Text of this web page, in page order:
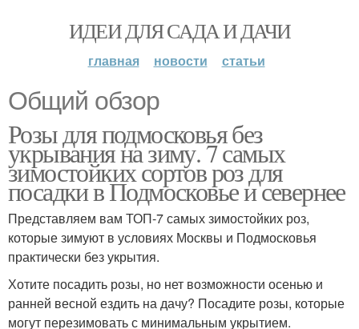
ИДЕИ ДЛЯ САДА И ДАЧИ
главная новости статьи
Общий обзор
Розы для подмосковья без
укрывания на зиму. 7 самых
зимостойких сортов роз для
посадки в Подмосковье и севернее
Представляем вам ТОП-7 самых зимостойких роз,
которые зимуют в условиях Москвы и Подмосковья
практически без укрытия.
Хотите посадить розы, но нет возможности осенью и
ранней весной ездить на дачу? Посадите розы, которые
могут перезимовать с минимальным укрытием.